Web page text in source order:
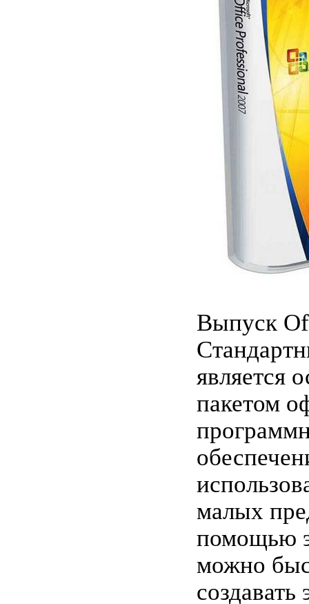
Выпуск
является
пакетом
малых
помощью
можно